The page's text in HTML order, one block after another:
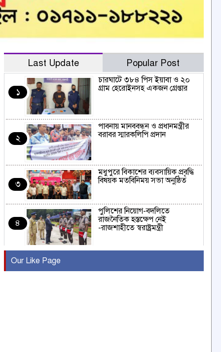
Last Update Popular Post
১
চারঘাটে ৩৮৪ পিস ইয়াবা ও ২০
গ্রাম হেরোইনসহ একজন গ্রেপ্তার
২
পাবনায় মানববন্ধন ও প্রধানমন্ত্রীর
বরাবর স্মারকলিপি প্রদান
৩
মধুপুরে বিকাশের ব্যবসায়িক প্রবৃদ্ধি
বিষয়ক মতবিনিময় সভা অনুষ্ঠিত
৪
পুলিশের নিয়োগ-বদলিতে
রাজনৈতিক হস্তক্ষেপ নেই
-রাজশাহীতে স্বরাষ্ট্রমন্ত্রী
৫
Our Like Page